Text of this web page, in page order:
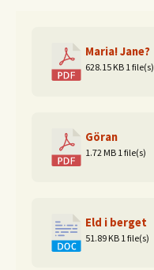
Maria! Jane?
628.15 KB 1 file(s)
Göran
1.72 MB 1 file(s)
Eld i berget
51.89 KB 1 file(s)